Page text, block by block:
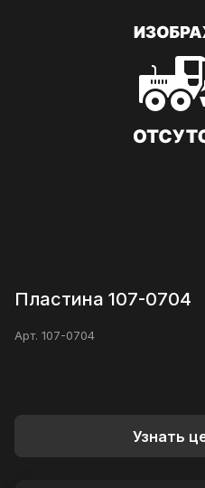
Пластина 107-0704
Арт. 107-0704
Узнать